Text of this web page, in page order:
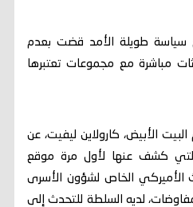
سياسة طويلة الأمد قضت بعدم
مباشرة مع مجموعات تعتبرها
الأبيض، كارولاين ليفيت، عن
والتي كشف عنها لأول مرة موقع
الأميركي الخاص لشؤون الأسرى
لديه السلطة للتحدث إلى